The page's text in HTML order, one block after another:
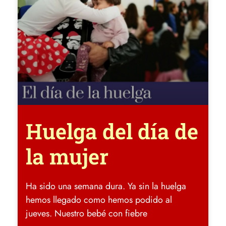
Huelga del día de
la mujer
Ha sido una semana dura. Ya sin la huelga
hemos llegado como hemos podido al
jueves. Nuestro bebé con fiebre